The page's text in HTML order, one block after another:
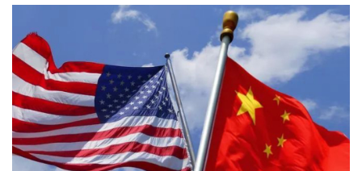
遊戲動漫
教學評測
EduTech
IT Times
生成式AI與雲端應用
Enterprise Digital Transformation